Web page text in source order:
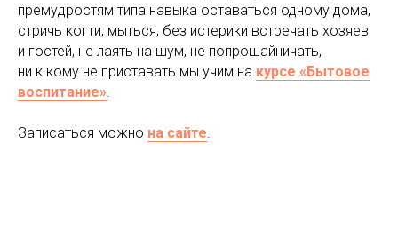
премудростям типа навыка оставаться одному дома,
стричь когти, мыться, без истерики встречать хозяев
и гостей, не лаять на шум, не попрошайничать,
ни к кому не приставать мы учим на курсе «Бытовое
воспитание».
Записаться можно на сайте.